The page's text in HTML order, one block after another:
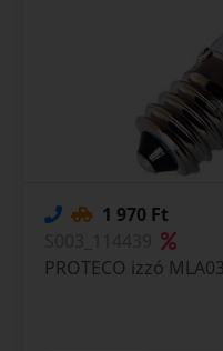
1 970 Ft
PROTECO izzó